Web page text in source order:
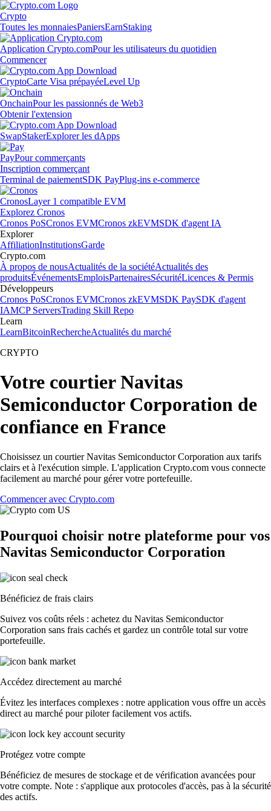
Crypto
Toutes les monnaiesPaniersEarnStaking
Application Crypto.comPour les utilisateurs du quotidien
Commencer
CryptoCarte Visa prépayéeLevel Up
OnchainPour les passionnés de Web3
Obtenir l'extension
SwapStakerExplorer les dApps
PayPour commerçants
Inscription commerçant
Terminal de paiementSDK PayPlug-ins e-commerce
CronosLayer 1 compatible EVM
Explorez Cronos
Cronos PoSCronos EVMCronos zkEVMSDK d'agent IA
Explorer
AffiliationInstitutionsGarde
Crypto.com
À propos de nousActualités de la sociétéActualités des
produitsÉvénementsEmploisPartenairesSécuritéLicences & Permis
Développeurs
Cronos PoSCronos EVMCronos zkEVMSDK PaySDK d'agent
IAMCP ServersTrading Skill Repo
Learn
LearnBitcoinRechercheActualités du marché
CRYPTO
Votre courtier Navitas
Semiconductor Corporation de
confiance en France
Choisissez un courtier Navitas Semiconductor Corporation aux tarifs
clairs et à l'exécution simple. L'application Crypto.com vous connecte
facilement au marché pour gérer votre portefeuille.
Commencer avec Crypto.com
Pourquoi choisir notre plateforme pour vos
Navitas Semiconductor Corporation
Bénéficiez de frais clairs
Suivez vos coûts réels : achetez du Navitas Semiconductor
Corporation sans frais cachés et gardez un contrôle total sur votre
portefeuille.
Accédez directement au marché
Évitez les interfaces complexes : notre application vous offre un accès
direct au marché pour piloter facilement vos actifs.
Protégez votre compte
Bénéficiez de mesures de stockage et de vérification avancées pour
votre compte. Note : s'applique aux protocoles d'accès, pas à la sécurité
des actifs.